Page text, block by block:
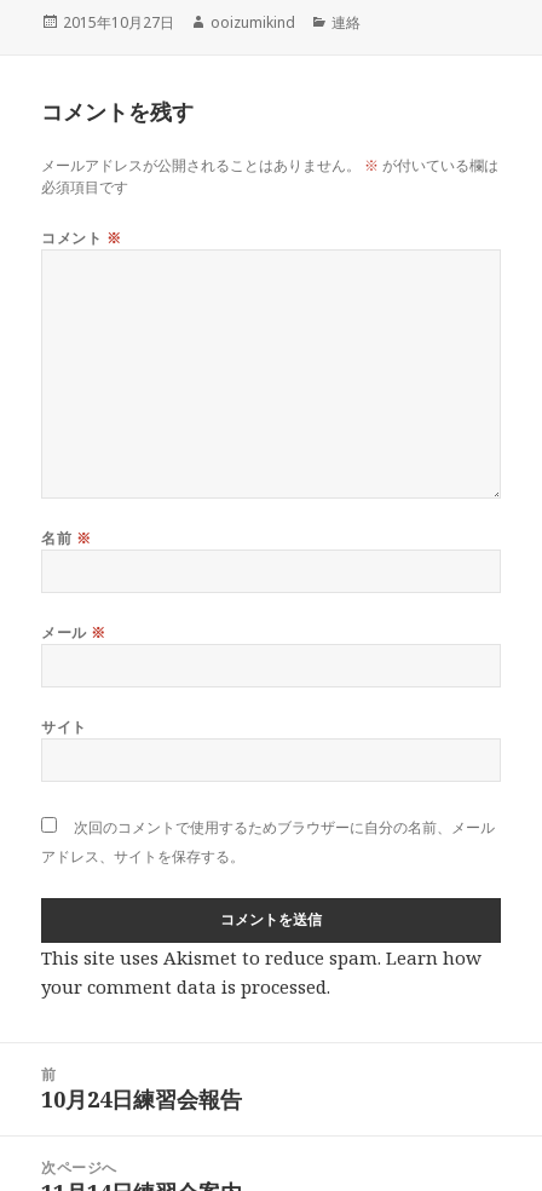
投
2015年10月27日
作
ooizumikind
カ
連絡
コメントを残す
メールアドレスが公開されることはありません。 ※ が付いている欄は
必須項目です
コメント ※
名前 ※
メール ※
サイト
次回のコメントで使用するためブラウザーに自分の名前、メール
アドレス、サイトを保存する。
This site uses Akismet to reduce spam.Learn how
your comment data is processed.
前
前
投
10月24日練習会報告
次ページへ